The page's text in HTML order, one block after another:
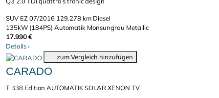
SUV EZ 07/2016 129.278 km Diesel
135kW (184PS) Automatik Monsungrau Metallic
17.990 €
Details›
zum Vergleich hinzufügen
CARADO
T 338 Edition AUTOMATIK SOLAR XENON TV